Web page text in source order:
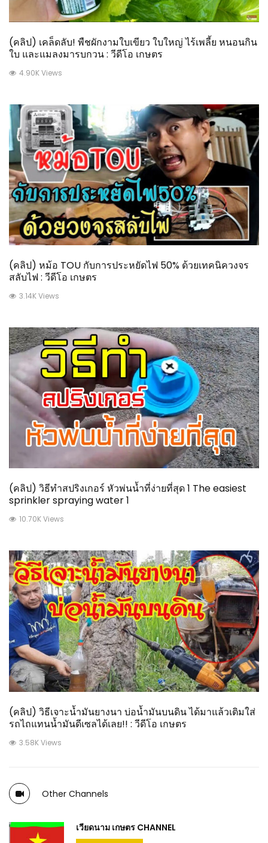
(คลิป) เคล็ดลับ! พืชผักงามใบเขียว ใบใหญ่ ไร้เพลี้ย หนอนกิน
ใบ และแมลงมารบกวน : วีดีโอ เกษตร
4.90K Views
(คลิป) หม้อ TOU กับการประหยัดไฟ 50% ด้วยเทคนิควงจร
สลับไฟ : วีดีโอ เกษตร
3.14K Views
(คลิป) วิธีทำสปริงเกอร์ หัวพ่นน้ำที่ง่ายที่สุด 1 The easiest
sprinkler spraying water 1
10.70K Views
(คลิป) วิธีเจาะน้ำมันยางนา บ่อน้ำมันบนดิน ได้มาแล้วเติมใส่
รถไถแทนน้ำมันดีเซลได้เลย!! : วีดีโอ เกษตร
3.58K Views
Other Channels
เวียดนาม เกษตร CHANNEL